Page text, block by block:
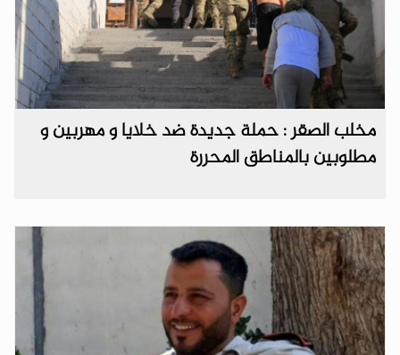
مخلب الصقر : حملة جديدة ضد خلايا و مهربين و
مطلوبين بالمناطق المحررة